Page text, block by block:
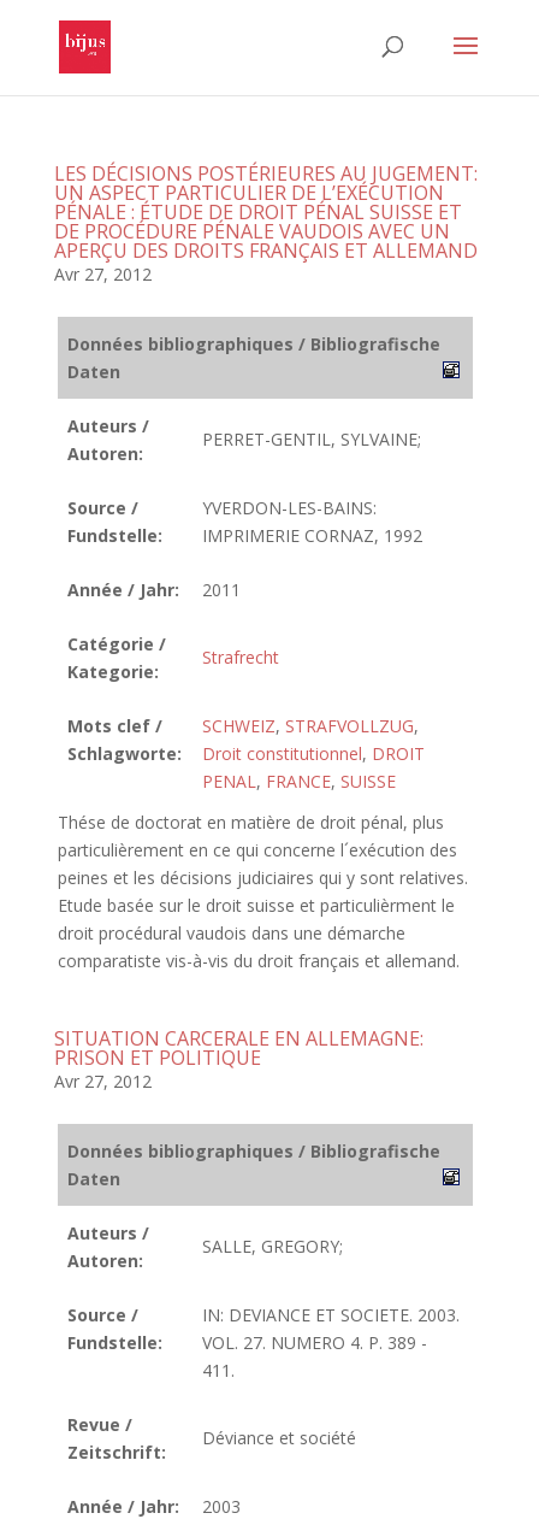
LES DÉCISIONS POSTÉRIEURES AU JUGEMENT:
UN ASPECT PARTICULIER DE L’EXÉCUTION
PÉNALE : ÉTUDE DE DROIT PÉNAL SUISSE ET
DE PROCÉDURE PÉNALE VAUDOIS AVEC UN
APERÇU DES DROITS FRANÇAIS ET ALLEMAND
Avr 27, 2012
Données bibliographiques / Bibliografische
Daten
Auteurs /
Autoren:
PERRET-GENTIL, SYLVAINE;
Source /
Fundstelle:
YVERDON-LES-BAINS:
IMPRIMERIE CORNAZ, 1992
Année / Jahr: 2011
Catégorie /
Kategorie:
Strafrecht
Mots clef /
Schlagworte:
SCHWEIZ, STRAFVOLLZUG,
Droit constitutionnel, DROIT
PENAL, FRANCE, SUISSE
Thése de doctorat en matière de droit pénal, plus
particulièrement en ce qui concerne l´exécution des
peines et les décisions judiciaires qui y sont relatives.
Etude basée sur le droit suisse et particulièrment le
droit procédural vaudois dans une démarche
comparatiste vis-à-vis du droit français et allemand.
SITUATION CARCERALE EN ALLEMAGNE:
PRISON ET POLITIQUE
Avr 27, 2012
Données bibliographiques / Bibliografische
Daten
Auteurs /
Autoren:
SALLE, GREGORY;
Source /
Fundstelle:
IN: DEVIANCE ET SOCIETE. 2003.
VOL. 27. NUMERO 4. P. 389 -
411.
Revue /
Zeitschrift:
Déviance et société
Année / Jahr: 2003